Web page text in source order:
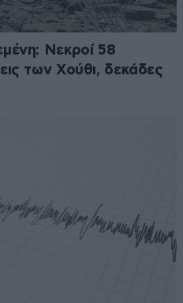
Νεκροί 58
των Χούθι, δεκάδες